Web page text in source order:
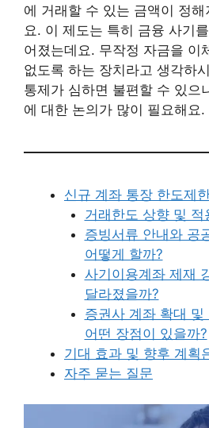
에 거래할 수 있는 금액이 정
요. 이 제도는 특히 금융 사기
어졌는데요. 무작정 자금을 이
없도록 하는 장치라고 생각하
통제가 심하면 불편할 수 있으
에 대한 논의가 많이 필요해요.
신규 계좌 통장 한도제
거래한도 상향 및
증빙서류 안내와 공
어떻게 할까?
사기이용계좌 제재
달라졌을까?
증권사 계좌 확대
어떤 장점이 있을까?
기대 효과 및 향후 계획
자주 묻는 질문